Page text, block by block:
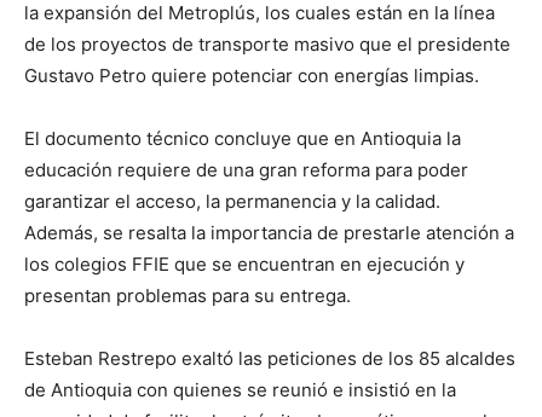
la expansión del Metroplús, los cuales están en la línea
de los proyectos de transporte masivo que el presidente
Gustavo Petro quiere potenciar con energías limpias.
El documento técnico concluye que en Antioquia la
educación requiere de una gran reforma para poder
garantizar el acceso, la permanencia y la calidad.
Además, se resalta la importancia de prestarle atención a
los colegios FFIE que se encuentran en ejecución y
presentan problemas para su entrega.
Esteban Restrepo exaltó las peticiones de los 85 alcaldes
de Antioquia con quienes se reunió e insistió en la